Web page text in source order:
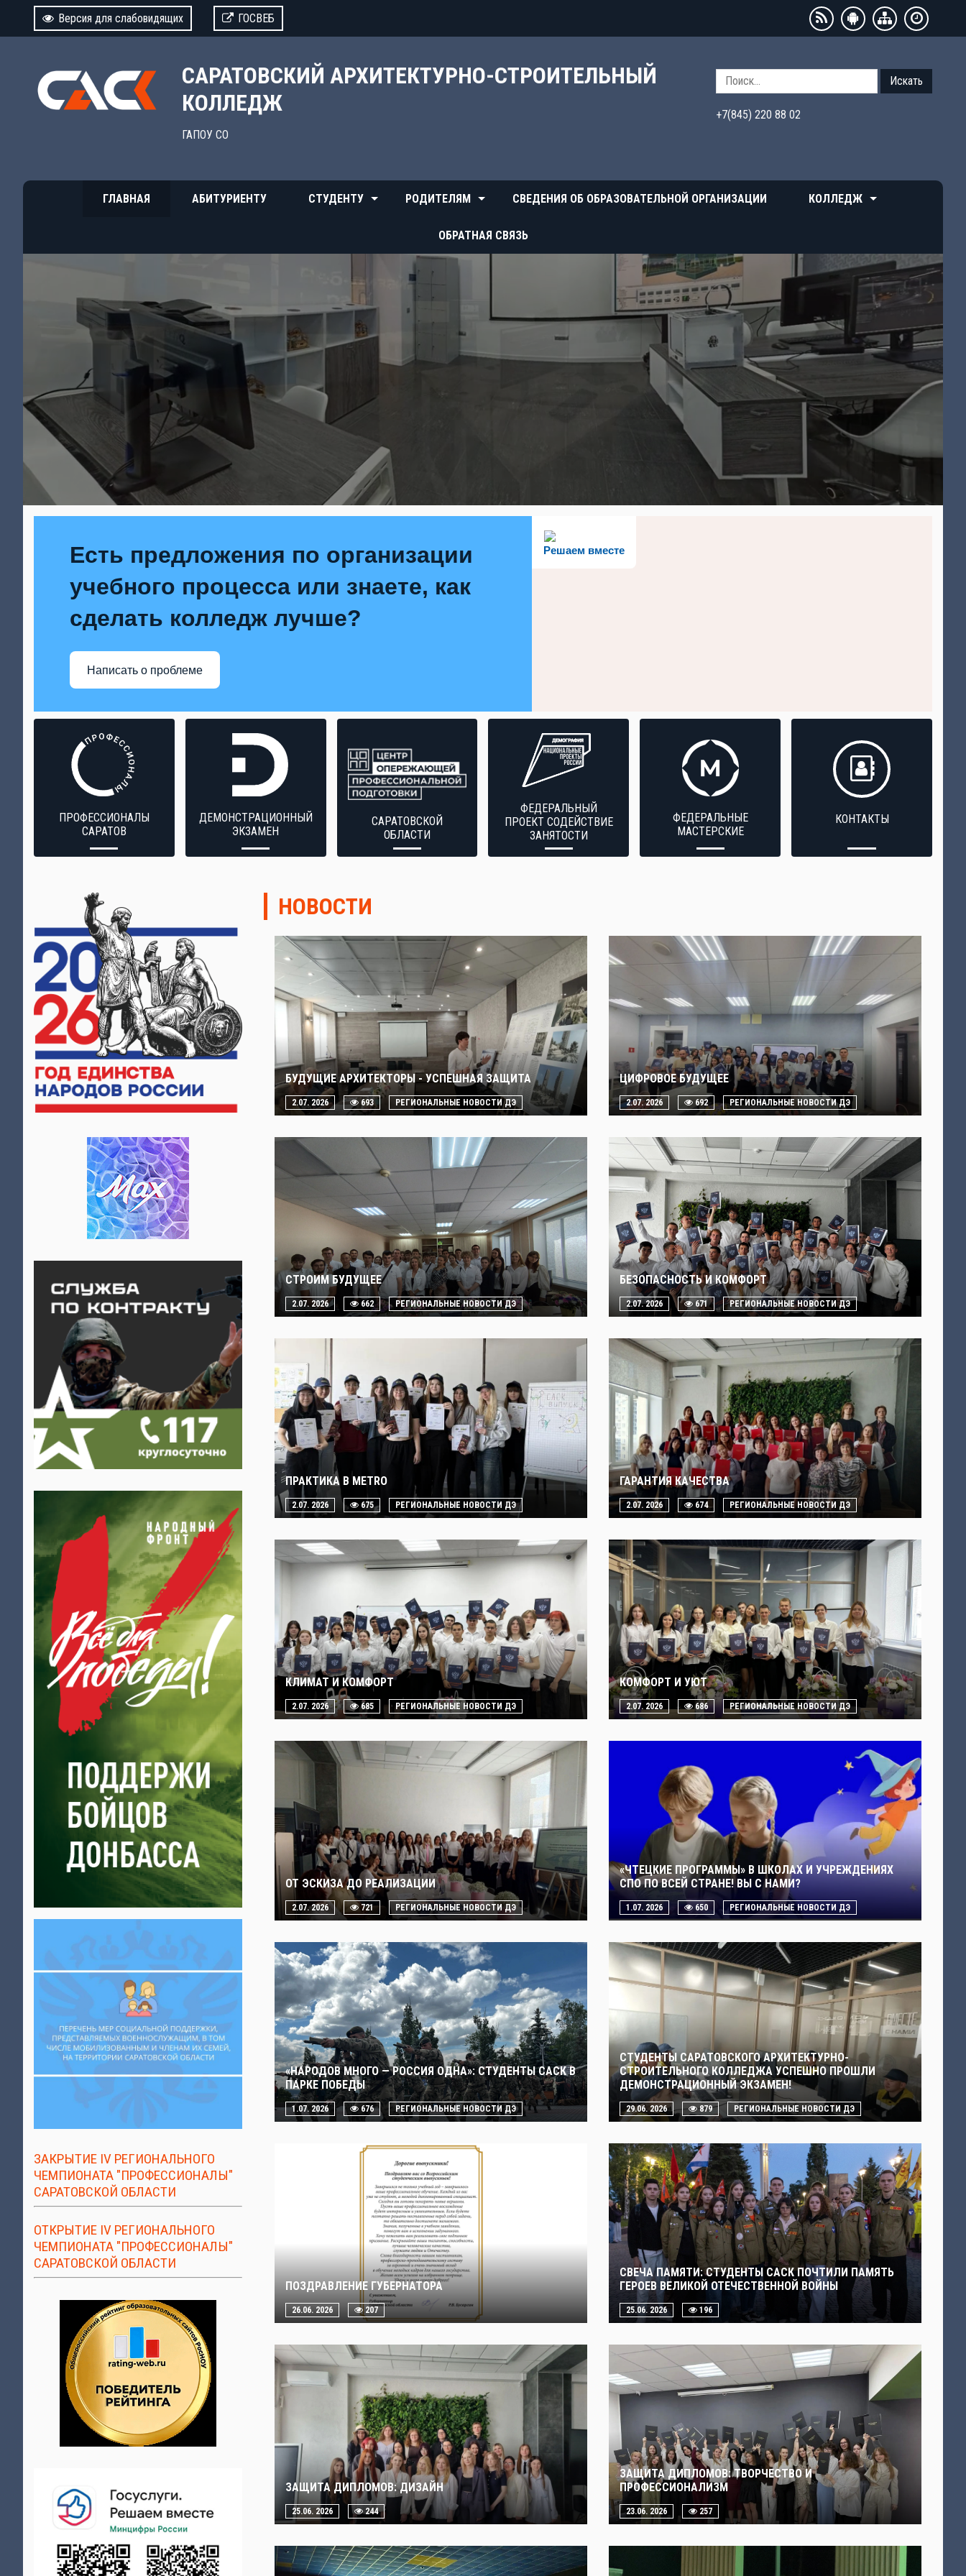
Версия для слабовидящих ГОСВЕБ
САРАТОВСКИЙ АРХИТЕКТУРНО-СТРОИТЕЛЬНЫЙ
КОЛЛЕДЖ
ГАПОУ СО
Искать
+7(845) 220 88 02
ГЛАВНАЯ АБИТУРИЕНТУ СТУДЕНТУ РОДИТЕЛЯМ СВЕДЕНИЯ ОБ ОБРАЗОВАТЕЛЬНОЙ ОРГАНИЗАЦИИ КОЛЛЕДЖ
ОБРАТНАЯ СВЯЗЬ
Решаем вместе
Есть предложения по организации
учебного процесса или знаете, как
сделать колледж лучше?
Написать о проблеме
ПРОФЕССИОНАЛЫ
САРАТОВ
ДЕМОНСТРАЦИОННЫЙ
ЭКЗАМЕН
САРАТОВСКОЙ
ОБЛАСТИ
ФЕДЕРАЛЬНЫЙ
ПРОЕКТ СОДЕЙСТВИЕ
ЗАНЯТОСТИ
ФЕДЕРАЛЬНЫЕ
МАСТЕРСКИЕ
КОНТАКТЫ
ЗАКРЫТИЕ IV РЕГИОНАЛЬНОГО
ЧЕМПИОНАТА "ПРОФЕССИОНАЛЫ"
САРАТОВСКОЙ ОБЛАСТИ
ОТКРЫТИЕ IV РЕГИОНАЛЬНОГО
ЧЕМПИОНАТА "ПРОФЕССИОНАЛЫ"
САРАТОВСКОЙ ОБЛАСТИ
НОВОСТИ
БУДУЩИЕ АРХИТЕКТОРЫ - УСПЕШНАЯ ЗАЩИТА
2.07. 2026 693 РЕГИОНАЛЬНЫЕ НОВОСТИ ДЭ
ЦИФРОВОЕ БУДУЩЕЕ
2.07. 2026 692 РЕГИОНАЛЬНЫЕ НОВОСТИ ДЭ
СТРОИМ БУДУЩЕЕ
2.07. 2026 662 РЕГИОНАЛЬНЫЕ НОВОСТИ ДЭ
БЕЗОПАСНОСТЬ И КОМФОРТ
2.07. 2026 671 РЕГИОНАЛЬНЫЕ НОВОСТИ ДЭ
ПРАКТИКА В METRO
2.07. 2026 675 РЕГИОНАЛЬНЫЕ НОВОСТИ ДЭ
ГАРАНТИЯ КАЧЕСТВА
2.07. 2026 674 РЕГИОНАЛЬНЫЕ НОВОСТИ ДЭ
КЛИМАТ И КОМФОРТ
2.07. 2026 685 РЕГИОНАЛЬНЫЕ НОВОСТИ ДЭ
КОМФОРТ И УЮТ
2.07. 2026 686 РЕГИОНАЛЬНЫЕ НОВОСТИ ДЭ
ОТ ЭСКИЗА ДО РЕАЛИЗАЦИИ
2.07. 2026 721 РЕГИОНАЛЬНЫЕ НОВОСТИ ДЭ
«ЧТЕЦКИЕ ПРОГРАММЫ» В ШКОЛАХ И УЧРЕЖДЕНИЯХ
СПО ПО ВСЕЙ СТРАНЕ! ВЫ С НАМИ?
1.07. 2026 650 РЕГИОНАЛЬНЫЕ НОВОСТИ ДЭ
«НАРОДОВ МНОГО — РОССИЯ ОДНА»: СТУДЕНТЫ САСК В
ПАРКЕ ПОБЕДЫ
1.07. 2026 676 РЕГИОНАЛЬНЫЕ НОВОСТИ ДЭ
СТУДЕНТЫ САРАТОВСКОГО АРХИТЕКТУРНО-
СТРОИТЕЛЬНОГО КОЛЛЕДЖА УСПЕШНО ПРОШЛИ
ДЕМОНСТРАЦИОННЫЙ ЭКЗАМЕН!
29.06. 2026 879 РЕГИОНАЛЬНЫЕ НОВОСТИ ДЭ
ПОЗДРАВЛЕНИЕ ГУБЕРНАТОРА
26.06. 2026 207
СВЕЧА ПАМЯТИ: СТУДЕНТЫ САСК ПОЧТИЛИ ПАМЯТЬ
ГЕРОЕВ ВЕЛИКОЙ ОТЕЧЕСТВЕННОЙ ВОЙНЫ
25.06. 2026 196
ЗАЩИТА ДИПЛОМОВ: ДИЗАЙН
25.06. 2026 244
ЗАЩИТА ДИПЛОМОВ: ТВОРЧЕСТВО И
ПРОФЕССИОНАЛИЗМ
23.06. 2026 257